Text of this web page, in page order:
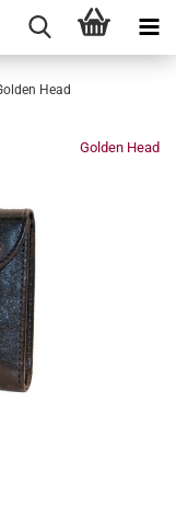
Head
Golden Head